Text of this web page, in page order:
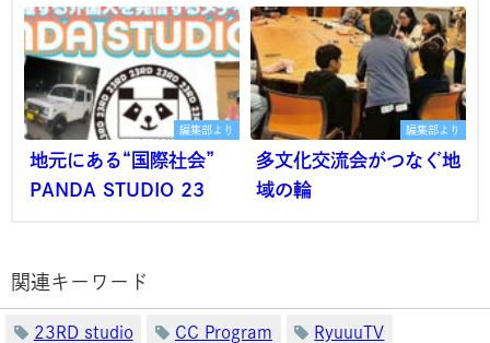
編集部より
地元にある“国際社会”
PANDA STUDIO 23
編集部より
多文化交流会がつなぐ地
域の輪
関連キーワード
23RD studio CC Program RyuuuTV